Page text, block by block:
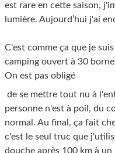
est rare en cette saison,
lumière. Aujourd’hui j'ai
C'est comme ça que je
camping ouvert à 30
On est pas obligé
de se mettre tout nu à
personne n'est à poil, du
normal. Au final, ça fait
c'est le seul truc que
douche après 100 km à un